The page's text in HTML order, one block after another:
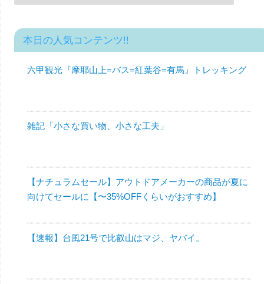
本日の人気コンテンツ!!
六甲観光『摩耶山上=バス=紅葉谷=有馬』トレッキング
雑記「小さな買い物、小さな工夫」
【ナチュラムセール】アウトドアメーカーの商品が夏に
向けてセールに【〜35%OFFくらいがおすすめ】
【速報】台風21号で比叡山はマジ、ヤバイ。